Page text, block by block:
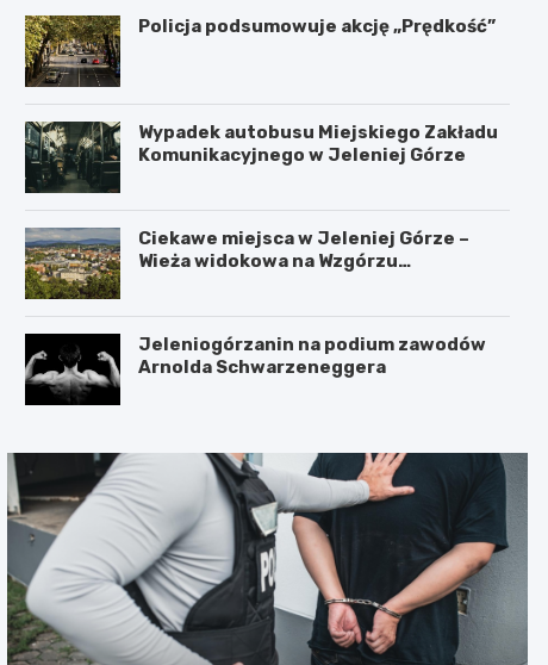
Policja podsumowuje akcję „Prędkość”
Wypadek autobusu Miejskiego Zakładu
Komunikacyjnego w Jeleniej Górze
Ciekawe miejsca w Jeleniej Górze –
Wieża widokowa na Wzgórzu
Jeleniogórzanin na podium zawodów
Arnolda Schwarzeneggera